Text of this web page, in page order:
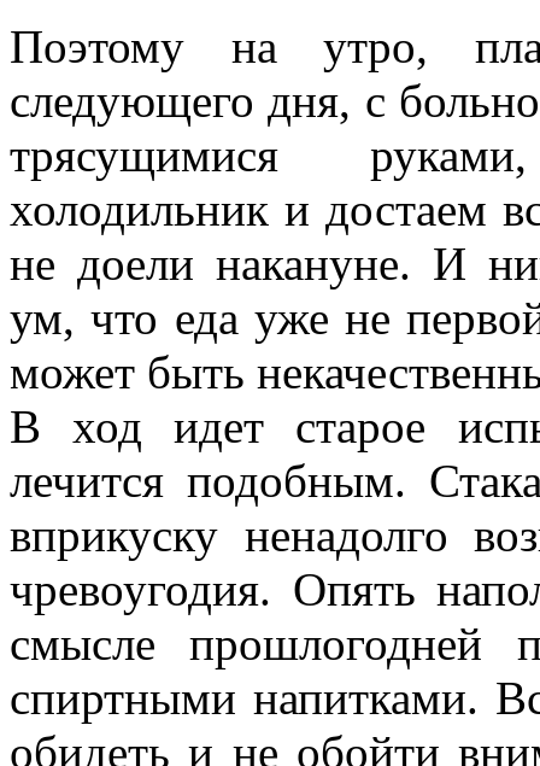
Поэтому на утро,
следующего дня, с
трясущимися
холодильник и достаем
не доели накануне. И
ум, что еда уже не
может быть
В ход идет старое
лечится подобным.
вприкуску ненадолго
чревоугодия. Опять
смысле прошлогодней
спиртными напитками.
обидеть и не обойти